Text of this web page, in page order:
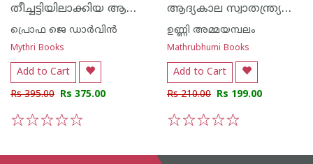
തീച്ചട്ടിയിലാക്കിയ ആദ്യ ഇര - കേരളത്തിലെ നായര്‍ വിഭാഗത്തിന്റെ തകര്‍ച്ചയും ഉയര്‍ച്ചയും
പ്രൊഫ ജെ ഡാര്‍‌വിന്‍
Mythri Books
Add to Cart
Rs 395.00 Rs 375.00
ആദ്യകാല സ്വാതന്ത്ര്യസമരപോരാളികൾ കുട്ടികൾക്ക്
ഉണ്ണി അമ്മയമ്പലം
Mathrubhumi Books
Add to Cart
Rs 210.00 Rs 199.00